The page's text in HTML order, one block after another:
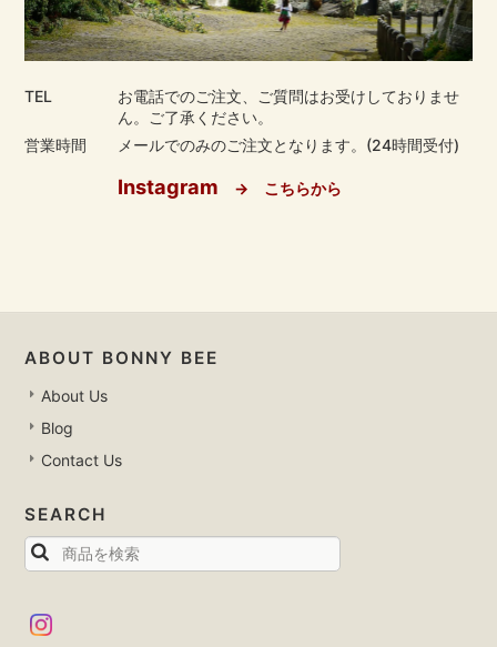
TEL
お電話でのご注文、ご質問はお受けしておりませ
ん。ご了承ください。
営業時間
メールでのみのご注文となります。(24時間受付)
Instagram → こちらから
ABOUT BONNY BEE
About Us
Blog
Contact Us
SEARCH